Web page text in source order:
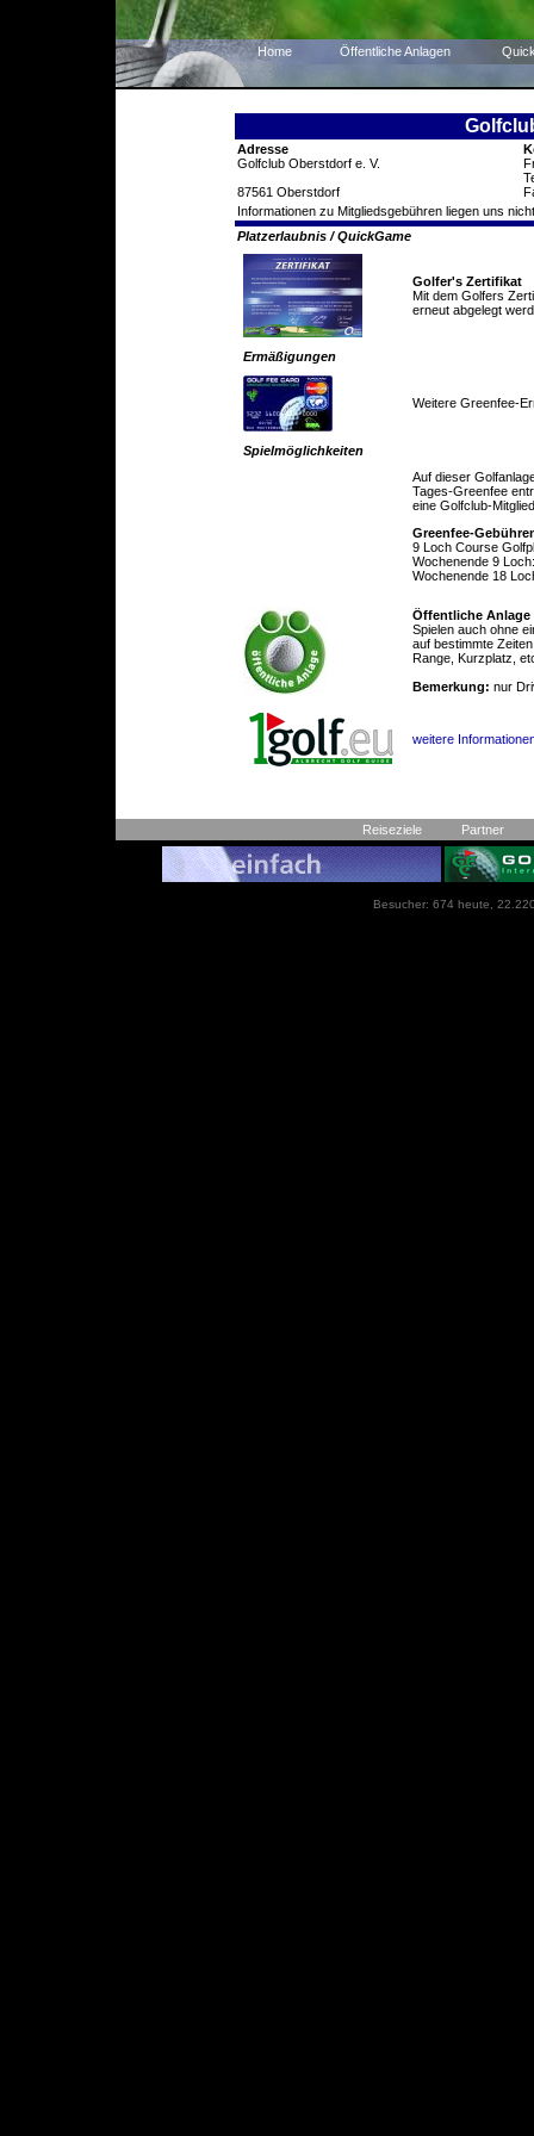
Home Öffentliche Anlagen
Adresse
Golfclub Oberstdorf e. V.
87561 Oberstdorf
Informationen zu Mitgliedsgebühren liegen uns
Platzerlaubnis / QuickGame
Golfer's Zertifikat
Mit dem Golfers
erneut abgelegt
Ermäßigungen
Weitere Greenfee-
Spielmöglichkeiten
Auf dieser
Tages-Greenfee
eine Golfclub-
Greenfee-
9 Loch Course
Wochenende 9
Wochenende 18
Öffentliche Anlage
Spielen auch ohne
auf bestimmte
Range, Kurzplatz,
Bemerkung: nur
weitere
Reiseziele Partner
Besucher: 674 heute,